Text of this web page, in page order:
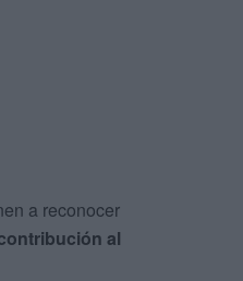
a reconocer
al